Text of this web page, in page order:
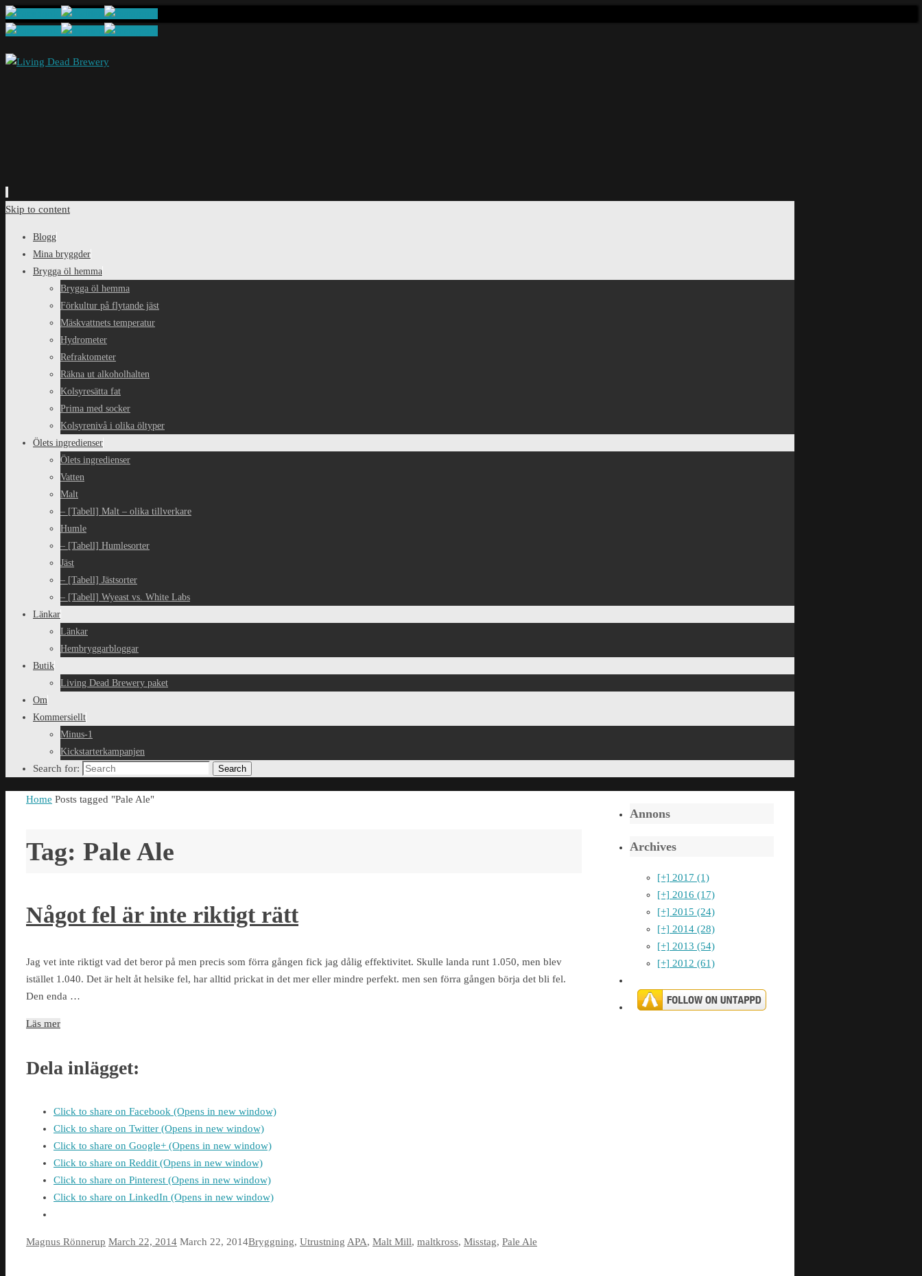
Skip to content
Blogg
Mina bryggder
Brygga öl hemma
Brygga öl hemma
Förkultur på flytande jäst
Mäskvattnets temperatur
Hydrometer
Refraktometer
Räkna ut alkoholhalten
Kolsyresätta fat
Prima med socker
Kolsyrenivå i olika öltyper
Ölets ingredienser
Ölets ingredienser
Vatten
Malt
– [Tabell] Malt – olika tillverkare
Humle
– [Tabell] Humlesorter
Jäst
– [Tabell] Jästsorter
– [Tabell] Wyeast vs. White Labs
Länkar
Länkar
Hembryggarbloggar
Butik
Living Dead Brewery paket
Om
Kommersiellt
Minus-1
Kickstarterkampanjen
Search for: Search
Home Posts tagged "Pale Ale"
Tag: Pale Ale
Något fel är inte riktigt rätt
Jag vet inte riktigt vad det beror på men precis som förra gången fick jag dålig effektivitet. Skulle landa runt 1.050, men blev
istället 1.040. Det är helt åt helsike fel, har alltid prickat in det mer eller mindre perfekt. men sen förra gången börja det bli fel.
Den enda …
Läs mer
Dela inlägget:
Click to share on Facebook (Opens in new window)
Click to share on Twitter (Opens in new window)
Click to share on Google+ (Opens in new window)
Click to share on Reddit (Opens in new window)
Click to share on Pinterest (Opens in new window)
Click to share on LinkedIn (Opens in new window)
Magnus Rönnerup March 22, 2014 March 22, 2014Bryggning, Utrustning APA, Malt Mill, maltkross, Misstag, Pale Ale
Annons
Archives
[+] 2017 (1)
[+] 2016 (17)
[+] 2015 (24)
[+] 2014 (28)
[+] 2013 (54)
[+] 2012 (61)